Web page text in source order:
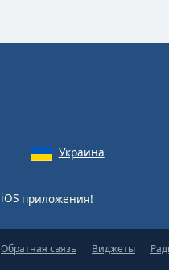
Украина
iOS приложения!
Обратная связь Виджеты